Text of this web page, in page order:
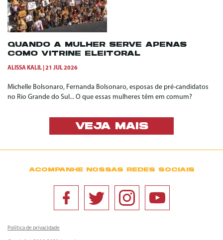
QUANDO A MULHER SERVE APENAS
COMO VITRINE ELEITORAL
ALISSA KALIL 21 JUL 2026
Michelle Bolsonaro, Fernanda Bolsonaro, esposas de pré-candidatos
no Rio Grande do Sul... O que essas mulheres têm em comum?
VEJA MAIS
ACOMPANHE NOSSAS REDES SOCIAIS
Política de privacidade